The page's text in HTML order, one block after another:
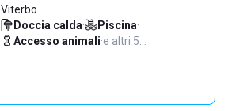
Viterbo
Doccia calda· Piscina·
Accesso animali·e altri 5…